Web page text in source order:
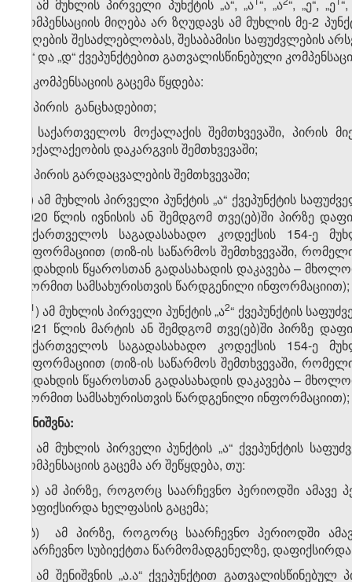
4. ამ მუხლის პირველი პუნქტის „ა“, „ა ​“, „ა​ “, „ე“, „ე​
კომპენსაციის მიღება არ ზღუდავს ამ მუხლის მე-2
მიღების შესაძლებლობას, შესაბამისი საფუძვლების
„გ“ და „დ“ ქვეპუნქტებით გათვალისწინებული
5. კომპენსაციის გაცემა წყდება:
ა) პირის განცხადებით;
ბ) საქართველოს მოქალაქის შემთხვევაში,
მოქალაქეობის დაკარგვის შემთხვევაში;
გ) პირის გარდაცვალების შემთხვევაში;
დ) ამ მუხლის პირველი პუნქტის „ა“ ქვეპუნქტის
2020 წლის ივნისის ან შემდგომ თვე(ებ)ში პირზე
საქართველოს საგადასახადო კოდექსის 154-ე
ინფორმაციით (თიზ-ის საწარმოს შემთხვევაში,
გადახდის წყაროსთან გადასახადის დაკავება –
ფორმით სამსახურისთვის წარდგენილი ინფორმაციით);
​1) ამ მუხლის პირველი პუნქტის „ა​2“ ქვეპუნქტის
2021 წლის მარტის ან შემდგომ თვე(ებ)ში პირზე
საქართველოს საგადასახადო კოდექსის 154-ე
ინფორმაციით (თიზ-ის საწარმოს შემთხვევაში,
გადახდის წყაროსთან გადასახადის დაკავება –
ფორმით სამსახურისთვის წარდგენილი ინფორმაციით);
შენიშვნა:
ა) ამ მუხლის პირველი პუნქტის „ა“ ქვეპუნქტის
კომპენსაციის გაცემა არ შეწყდება, თუ:
ა.ა) ამ პირზე, როგორც საარჩევნო პერიოდში ამავე
დაფიქსირდა ხელფასის გაცემა;
ა.ბ) ამ პირზე, როგორც საარჩევნო პერიოდში
საარჩევნო სუბიექტთა წარმომადგენელზე,
ბ) ამ შენიშვნის „ა.ა“ ქვეპუნქტით